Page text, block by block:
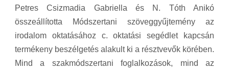
Petres Csizmadia Gabriella és N. Tóth Anikó
összeállította Módszertani szöveggyűjtemény az
irodalom oktatásához c. oktatási segédlet kapcsán
termékeny beszélgetés alakult ki a résztvevők körében.
Mind a szakmódszertani foglalkozások, mind az